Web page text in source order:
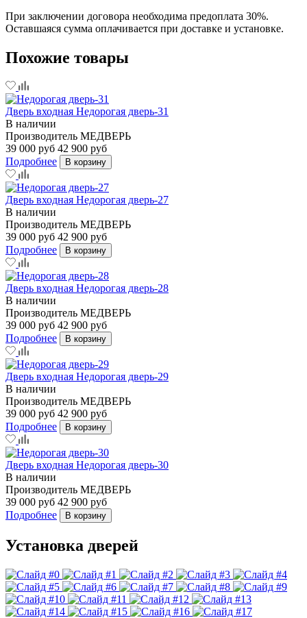
При заключении договора необходима предоплата 30%.
Оставшаяся сумма оплачивается при доставке и установке.
Похожие товары
Дверь входная Недорогая дверь-31
В наличии
Производитель МЕДВЕРЬ
39 000 руб 42 900 руб
Подробнее
В корзину
Дверь входная Недорогая дверь-27
В наличии
Производитель МЕДВЕРЬ
39 000 руб 42 900 руб
Подробнее
В корзину
Дверь входная Недорогая дверь-28
В наличии
Производитель МЕДВЕРЬ
39 000 руб 42 900 руб
Подробнее
В корзину
Дверь входная Недорогая дверь-29
В наличии
Производитель МЕДВЕРЬ
39 000 руб 42 900 руб
Подробнее
В корзину
Дверь входная Недорогая дверь-30
В наличии
Производитель МЕДВЕРЬ
39 000 руб 42 900 руб
Подробнее
В корзину
Установка дверей